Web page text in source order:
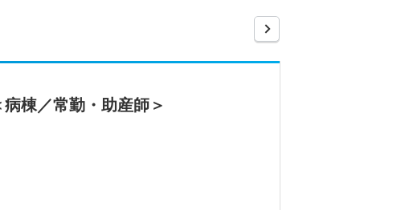
棟／常勤・助産師＞